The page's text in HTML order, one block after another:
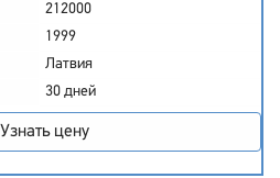
212000
1999
Латвия
30 дней
Узнать цену